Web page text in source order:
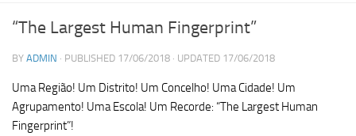
“The Largest Human Fingerprint”
BY ADMIN · PUBLISHED 17/06/2018 · UPDATED 17/06/2018
Uma Região! Um Distrito! Um Concelho! Uma Cidade! Um
Agrupamento! Uma Escola! Um Recorde: “The Largest Human
Fingerprint”!